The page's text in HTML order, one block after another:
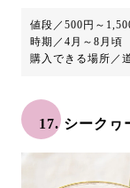
値段／500円～
時期／4月～8月頃
購入できる場所／
17. シークヮ